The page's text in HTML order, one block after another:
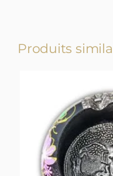
Produits